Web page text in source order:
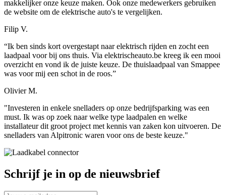
makkelijker onze keuze maken. Ook onze medewerkers gebruiken
de website om de elektrische auto's te vergelijken.
Filip V.
“Ik ben sinds kort overgestapt naar elektrisch rijden en zocht een
laadpaal voor bij ons thuis. Via elektrischeauto.be kreeg ik een mooi
overzicht en vond ik de juiste keuze. De thuislaadpaal van Smappee
was voor mij een schot in de roos.”
Olivier M.
"Investeren in enkele snelladers op onze bedrijfsparking was een
must. Ik was op zoek naar welke type laadpalen en welke
installateur dit groot project met kennis van zaken kon uitvoeren. De
snelladers van Alpitronic waren voor ons de beste keuze."
Schrijf je in op de nieuwsbrief